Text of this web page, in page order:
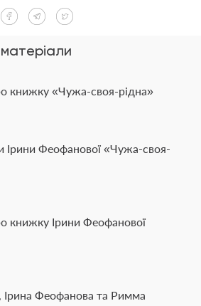
книжку «Чужа-своя-рідна»
Ірини Феофанової «Чужа-своя-
книжку Ірини Феофанової
Феофанова та Римма